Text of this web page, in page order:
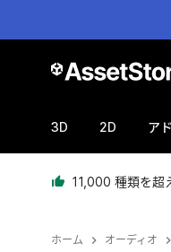
3D 2D ア
11,000 種類を超
ホーム オーディオ